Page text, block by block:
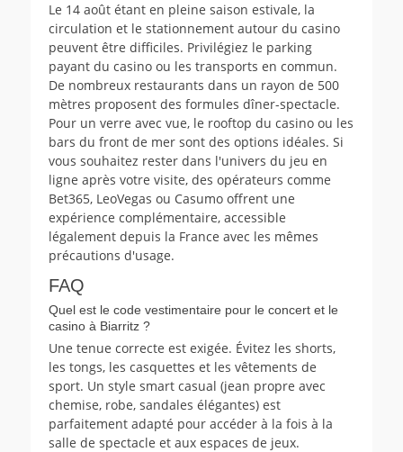
Le 14 août étant en pleine saison estivale, la
circulation et le stationnement autour du casino
peuvent être difficiles. Privilégiez le parking
payant du casino ou les transports en commun.
De nombreux restaurants dans un rayon de 500
mètres proposent des formules dîner-spectacle.
Pour un verre avec vue, le rooftop du casino ou les
bars du front de mer sont des options idéales. Si
vous souhaitez rester dans l'univers du jeu en
ligne après votre visite, des opérateurs comme
Bet365, LeoVegas ou Casumo offrent une
expérience complémentaire, accessible
légalement depuis la France avec les mêmes
précautions d'usage.
FAQ
Quel est le code vestimentaire pour le concert et le
casino à Biarritz ?
Une tenue correcte est exigée. Évitez les shorts,
les tongs, les casquettes et les vêtements de
sport. Un style smart casual (jean propre avec
chemise, robe, sandales élégantes) est
parfaitement adapté pour accéder à la fois à la
salle de spectacle et aux espaces de jeux.